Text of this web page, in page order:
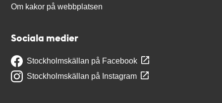
Om kakor på webbplatsen
Sociala medier
Stockholmskällan på Facebook
Stockholmskällan på Instagram